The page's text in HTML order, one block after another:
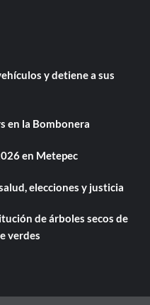
y detiene a sus
en la Bombonera
en Metepec
elecciones y justicia
de árboles secos de
verdes